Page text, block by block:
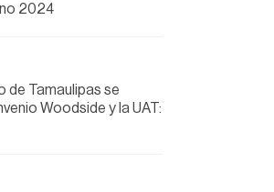
2024
de Tamaulipas se
Woodside y la UAT: